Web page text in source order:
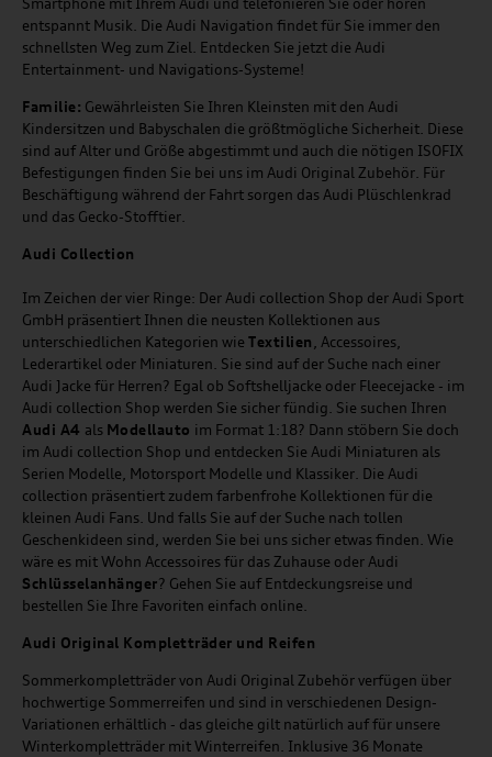
entspannt Musik. Die Audi Navigation findet für Sie immer den
schnellsten Weg zum Ziel. Entdecken Sie jetzt die Audi
Entertainment- und Navigations-Systeme!
Familie: Gewährleisten Sie Ihren Kleinsten mit den Audi
Kindersitzen und Babyschalen die größtmögliche Sicherheit. Diese
sind auf Alter und Größe abgestimmt und auch die nötigen ISOFIX
Befestigungen finden Sie bei uns im Audi Original Zubehör. Für
Beschäftigung während der Fahrt sorgen das Audi Plüschlenkrad
und das Gecko-Stofftier.
Audi Collection
Im Zeichen der vier Ringe: Der Audi collection Shop der Audi Sport
GmbH präsentiert Ihnen die neusten Kollektionen aus
unterschiedlichen Kategorien wie Textilien , Accessoires,
Lederartikel oder Miniaturen. Sie sind auf der Suche nach einer
Audi Jacke für Herren? Egal ob Softshelljacke oder Fleecejacke - im
Audi collection Shop werden Sie sicher fündig. Sie suchen Ihren
Audi A4 als Modellauto im Format 1:18? Dann stöbern Sie doch
im Audi collection Shop und entdecken Sie Audi Miniaturen als
Serien Modelle, Motorsport Modelle und Klassiker. Die Audi
collection präsentiert zudem farbenfrohe Kollektionen für die
kleinen Audi Fans. Und falls Sie auf der Suche nach tollen
Geschenkideen sind, werden Sie bei uns sicher etwas finden. Wie
wäre es mit Wohn Accessoires für das Zuhause oder Audi
Schlüsselanhänger? Gehen Sie auf Entdeckungsreise und
bestellen Sie Ihre Favoriten einfach online.
Audi Original Kompletträder und Reifen
Sommerkompletträder von Audi Original Zubehör verfügen über
hochwertige Sommerreifen und sind in verschiedenen Design-
Variationen erhältlich - das gleiche gilt natürlich auf für unsere
Winterkompletträder mit Winterreifen. Inklusive 36 Monate